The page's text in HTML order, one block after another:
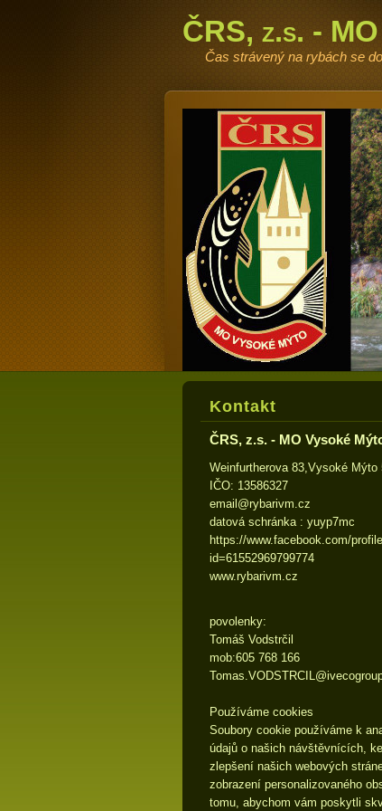
ČRS, z.s. -
Čas strávený na rybách se
Kontakt
ČRS, z.s. - MO Vysoké
Weinfurtherova 83,Vysoké Mýto
IČO: 13586327
email@rybarivm.cz
datová schránka : yuyp7mc
https://www.facebook.com/
id=61552969799774
www.rybarivm.cz
povolenky:
Tomáš Vodstrčil
mob:605 768 166
Používáme cookies
Soubory cookie používáme k
údajů o našich návštěvnících, ke
zlepšení našich webových
zobrazení personalizovaného
tomu, abychom vám poskytli